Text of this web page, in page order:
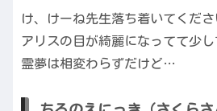
け、けーね先生落ち着いてくだ
アリスの目が綺麗になってて少
霊夢は相変わらずだけど…